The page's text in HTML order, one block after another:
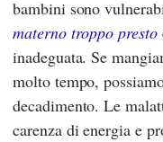
bambini sono
materno troppo presto
inadeguata. Se
molto tempo,
decadimento. Le
carenza di energia e